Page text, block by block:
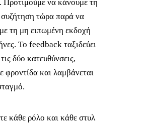
Προτιμούμε να κάνουμε τη
τώρα παρά να
τη μη ειπωμένη εκδοχή
Το feedback ταξιδεύει
δύο κατευθύνσεις,
φροντίδα και λαμβάνεται
κάθε ρόλο και κάθε στυλ